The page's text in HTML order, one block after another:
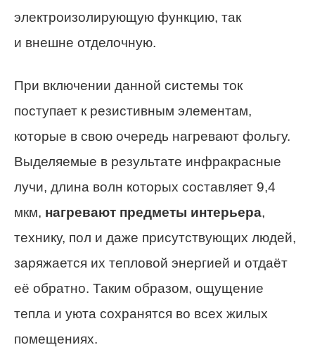
электроизолирующую функцию, так
и внешне отделочную.
При включении данной системы ток
поступает к резистивным элементам,
которые в свою очередь нагревают фольгу.
Выделяемые в результате инфракрасные
лучи, длина волн которых составляет 9,4
мкм, нагревают предметы интерьера,
технику, пол и даже присутствующих людей,
заряжается их тепловой энергией и отдаёт
её обратно. Таким образом, ощущение
тепла и уюта сохранятся во всех жилых
помещениях.